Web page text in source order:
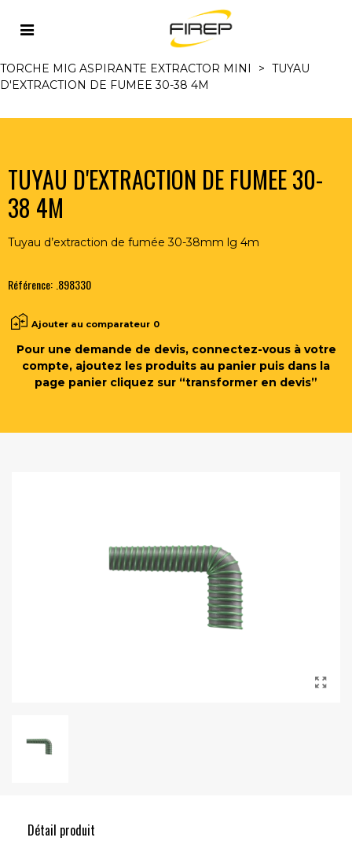
Accueil
TORCHES MIG/MAG ET
TORCHES MIG ASPIRANTES REFR. AIR
TORCHE MIG ASPIRANTE EXTRACTOR MINI
> TUYAU
D'EXTRACTION DE FUMEE 30-38 4M
TUYAU D'EXTRACTION DE FUMEE 30-
38 4M
Tuyau d’extraction de fumée 30-38mm lg 4m
Référence: .898330
Ajouter au comparateur 0
Pour une demande de devis, connectez-vous à votre
compte, ajoutez les produits au panier puis dans la
page panier cliquez sur “transformer en devis”
Détail produit